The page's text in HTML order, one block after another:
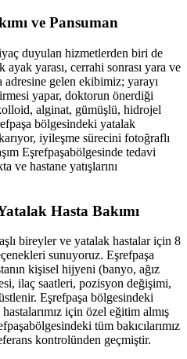
ve Pansuman
duyulan hizmetlerden biri de
ayak yarası, cerrahi sonrası yara ve
adresine gelen ekibimiz; yarayı
yapar, doktorun önerdiği
alginat, gümüşlü, hidrojel
bölgesindeki yatalak
iyileşme sürecini fotoğraflı
Eşrefpaşabölgesinde tedavi
ve hastane yatışlarını
Hasta Bakımı
bireyler ve yatalak hastalar için 8
sunuyoruz. Eşrefpaşa
kişisel hijyeni (banyo, ağız
ilaç saatleri, pozisyon değişimi,
Eşrefpaşa bölgesindeki
için özel eğitim almış
bölgesindeki tüm bakıcılarımız
kontrolünden geçmiştir.